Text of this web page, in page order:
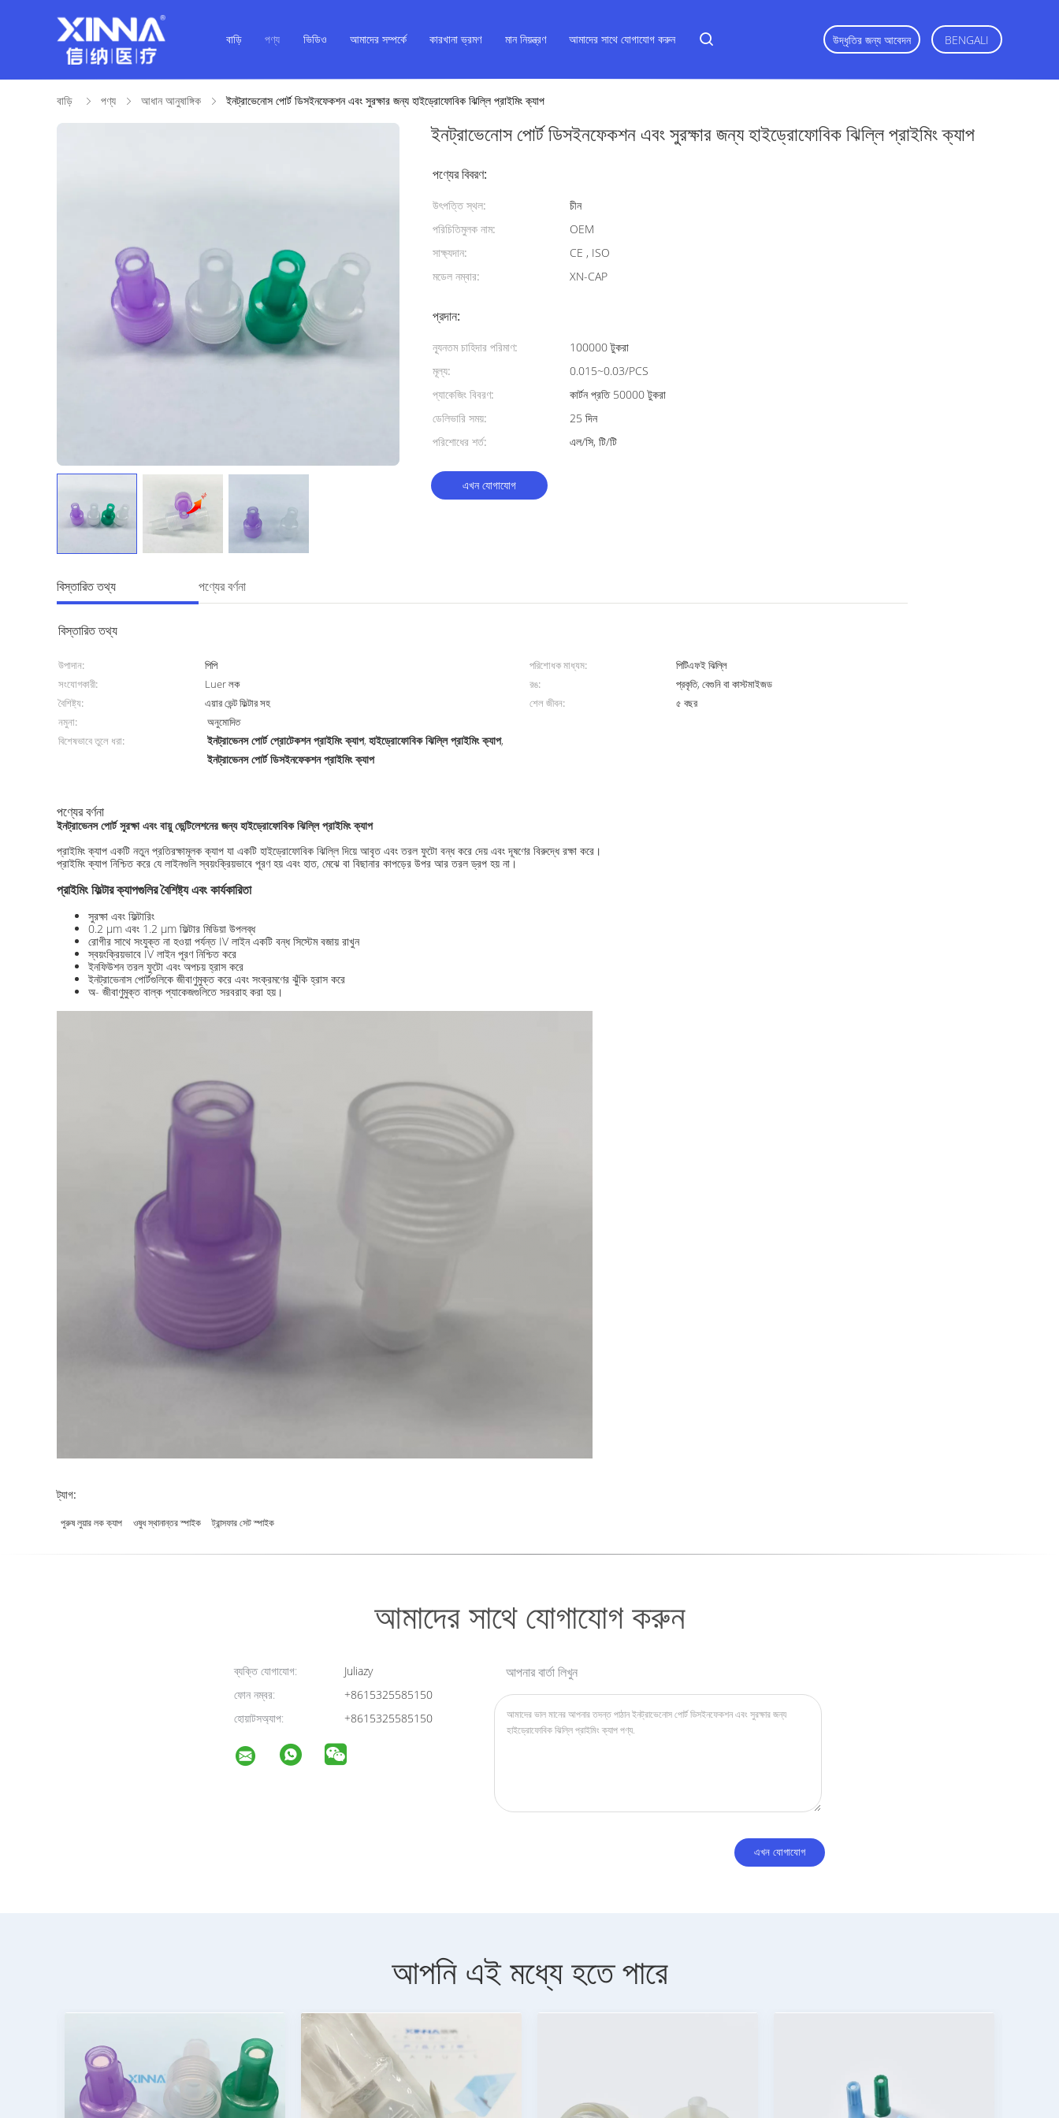
বাড়ি পণ্য ভিডিও আমাদের সম্পর্কে কারখানা ভ্রমণ মান নিয়ন্ত্রণ আমাদের সাথে যোগাযোগ করুন উদ্ধৃতির জন্য আবেদন BENGALI
বাড়ি পণ্য আধান আনুষাঙ্গিক ইনট্রাভেনোস পোর্ট ডিসইনফেকশন এবং সুরক্ষার জন্য হাইড্রোফোবিক ঝিল্লি প্রাইমিং ক্যাপ
ইনট্রাভেনোস পোর্ট ডিসইনফেকশন এবং সুরক্ষার জন্য হাইড্রোফোবিক ঝিল্লি প্রাইমিং ক্যাপ
পণ্যের বিবরণ:
উৎপত্তি স্থল:
চীন
পরিচিতিমুলক নাম:
OEM
সাক্ষ্যদান:
CE , ISO
মডেল নম্বার:
XN-CAP
প্রদান:
ন্যূনতম চাহিদার পরিমাণ:
100000 টুকরা
মূল্য:
0.015~0.03/PCS
প্যাকেজিং বিবরণ:
কার্টন প্রতি 50000 টুকরা
ডেলিভারি সময়:
25 দিন
পরিশোধের শর্ত:
এল/সি, টি/টি
এখন যোগাযোগ
বিস্তারিত তথ্য পণ্যের বর্ণনা
বিস্তারিত তথ্য
উপাদান: পিপি পরিশোধক মাধ্যম:
পিটিএফই ঝিল্লি
সংযোগকারী:
Luer লক রঙ:
প্রকৃতি, বেগুনি বা কাস্টমাইজড
বৈশিষ্ট্য:
এয়ার ভেন্ট ফিল্টার সহ শেল জীবন:
৫ বছর
নমুনা:
অনুমোদিত
বিশেষভাবে তুলে ধরা:
ইনট্রাভেনস পোর্ট প্রোটেকশন প্রাইমিং ক্যাপ,হাইড্রোফোবিক ঝিল্লি প্রাইমিং ক্যাপ,
ইনট্রাভেনস পোর্ট ডিসইনফেকশন প্রাইমিং ক্যাপ
পণ্যের বর্ণনা
ইনট্রাভেনস পোর্ট সুরক্ষা এবং বায়ু ভেন্টিলেশনের জন্য হাইড্রোফোবিক ঝিল্লি প্রাইমিং ক্যাপ
প্রাইমিং ক্যাপ একটি নতুন প্রতিরক্ষামূলক ক্যাপ যা একটি হাইড্রোফোবিক ঝিল্লি দিয়ে আবৃত এবং তরল ফুটো বন্ধ করে দেয় এবং দূষণের বিরুদ্ধে রক্ষা করে।
প্রাইমিং ক্যাপ নিশ্চিত করে যে লাইনগুলি স্বয়ংক্রিয়ভাবে পূরণ হয় এবং হাত, মেঝে বা বিছানার কাপড়ের উপর আর তরল ড্রপ হয় না।
প্রাইমিং ফিল্টার ক্যাপগুলির বৈশিষ্ট্য এবং কার্যকারিতা
সুরক্ষা এবং ফিল্টারিং
0.2 μm এবং 1.2 μm ফিল্টার মিডিয়া উপলব্ধ
রোগীর সাথে সংযুক্ত না হওয়া পর্যন্ত IV লাইন একটি বন্ধ সিস্টেম বজায় রাখুন
স্বয়ংক্রিয়ভাবে IV লাইন পূরণ নিশ্চিত করে
ইনফিউশন তরল ফুটো এবং অপচয় হ্রাস করে
ইনট্রাভেনাস পোর্টগুলিকে জীবাণুমুক্ত করে এবং সংক্রমণের ঝুঁকি হ্রাস করে
অ- জীবাণুমুক্ত বাল্ক প্যাকেজগুলিতে সরবরাহ করা হয়।
ট্যাগ:
পুরুষ লুয়ার লক ক্যাপ ওষুধ স্থানান্তর স্পাইক ট্রান্সফার সেট স্পাইক
আমাদের সাথে যোগাযোগ করুন
ব্যক্তি যোগাযোগ:
Juliazy
ফোন নম্বর:
+8615325585150
হোয়াটসঅ্যাপ:
+8615325585150
আপনার বার্তা লিখুন
আপনি এই মধ্যে হতে পারে